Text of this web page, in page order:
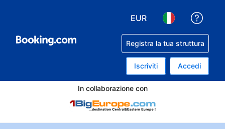
EUR
Registra la tua struttura
Iscriviti Accedi
In collaborazione con